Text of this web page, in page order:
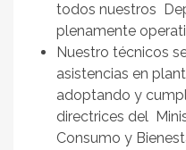
Solicitud de oferta
Chatea con nosotros
Trabaja con nosotros
Español ▼
todos nuestros
plenamente
Nuestro técnicos
asistencias en
adoptando y
directrices del
Consumo y